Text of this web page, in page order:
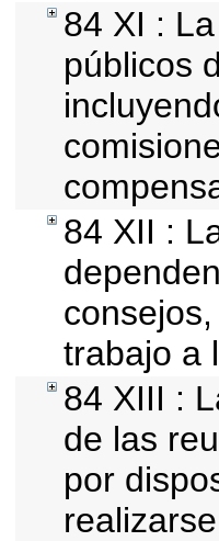
84 XI :
públicos
84 XII :
trabajo a
84 XIII :
de las
por